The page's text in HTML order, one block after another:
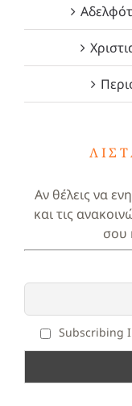
Αν θέλεις να
και τις
σου
Subscribing